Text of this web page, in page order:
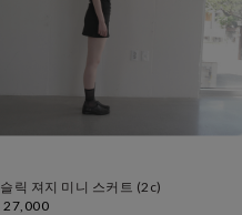
슬릭 져지 미니 스커트 (2c)
27,000